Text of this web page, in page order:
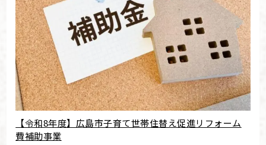
【令和8年度】広島市子育て世帯住替え促進リフォーム
費補助事業